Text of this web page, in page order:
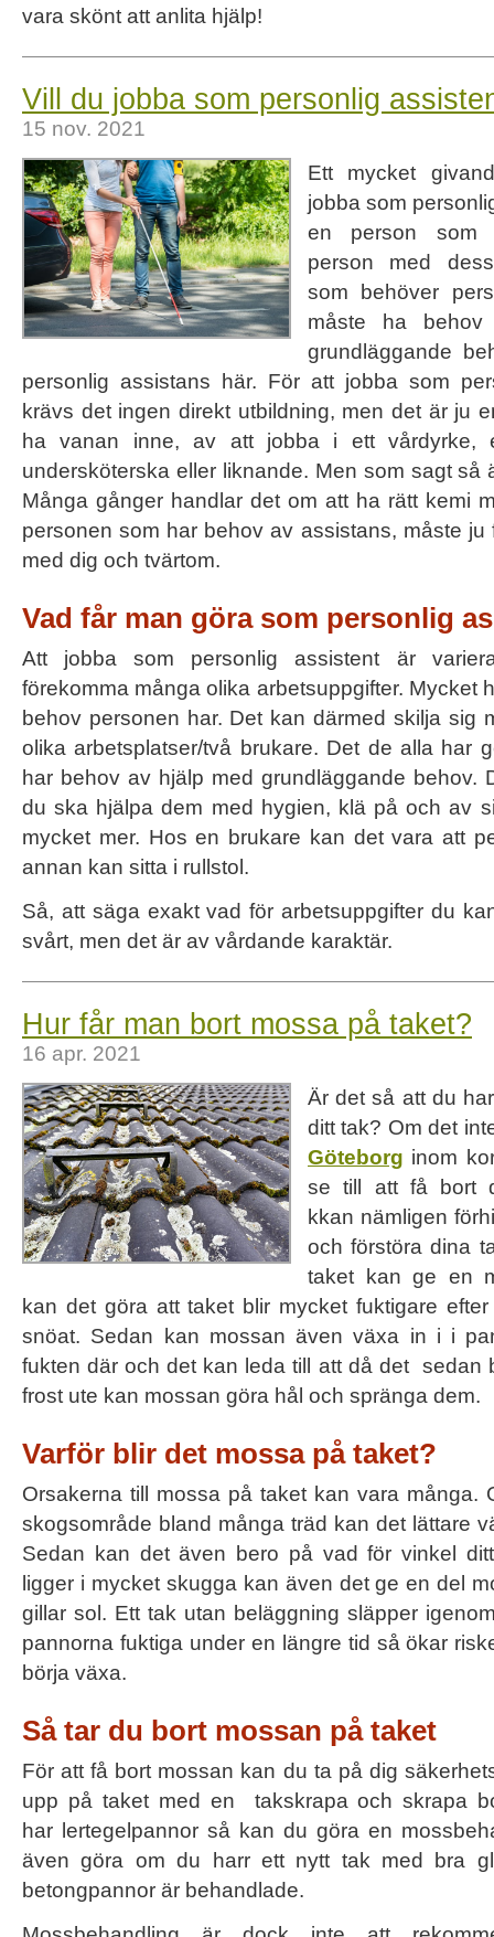
vara skönt att anlita hjälp!
Vill du jobba som personlig
15 nov. 2021
Ett mycket
jobba som
en person som
person med
som behöver
måste ha
grundläggande
personlig assistans här. För att jobba som
krävs det ingen direkt utbildning, men det är ju
ha vanan inne, av att jobba i ett vårdyrke,
undersköterska eller liknande. Men som sagt så
Många gånger handlar det om att ha rätt kemi
personen som har behov av assistans, måste ju
med dig och tvärtom.
Vad får man göra som personlig
Att jobba som personlig assistent är
förekomma många olika arbetsuppgifter. Mycket
behov personen har. Det kan därmed skilja sig
olika arbetsplatser/två brukare. Det de alla har
har behov av hjälp med grundläggande behov.
du ska hjälpa dem med hygien, klä på och av
mycket mer. Hos en brukare kan det vara att
annan kan sitta i rullstol.
Så, att säga exakt vad för arbetsuppgifter du
svårt, men det är av vårdande karaktär.
Hur får man bort mossa på taket?
16 apr. 2021
Är det så att du
ditt tak? Om det
Göteborg inom
se till att få bort
kkan nämligen
och förstöra dina
taket kan ge en
kan det göra att taket blir mycket fuktigare
snöat. Sedan kan mossan även växa in i i
fukten där och det kan leda till att då det sedan
frost ute kan mossan göra hål och spränga dem.
Varför blir det mossa på taket?
Orsakerna till mossa på taket kan vara många.
skogsområde bland många träd kan det lättare
Sedan kan det även bero på vad för vinkel
ligger i mycket skugga kan även det ge en del
gillar sol. Ett tak utan beläggning släpper
pannorna fuktiga under en längre tid så ökar
börja växa.
Så tar du bort mossan på taket
För att få bort mossan kan du ta på dig
upp på taket med en takskrapa och skrapa
har lertegelpannor så kan du göra en
även göra om du harr ett nytt tak med bra
betongpannor är behandlade.